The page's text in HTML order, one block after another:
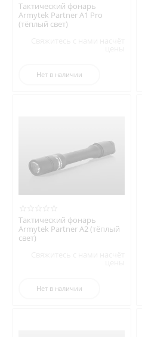
Тактический фонарь
Armytek Partner A1 Pro
(тёплый свет)
Нет в наличии
Тактический фонарь
Armytek Partner A2 (тёплый
свет)
Нет в наличии